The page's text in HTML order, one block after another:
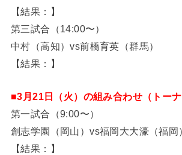
【結果：】
第三試合（14:00〜）
中村（高知）vs前橋育英（群馬）
【結果：】
■3月21日（火）の組み合わせ（トーナ
第一試合（9:00〜）
創志学園（岡山）vs福岡大大濠（福岡
【結果：】